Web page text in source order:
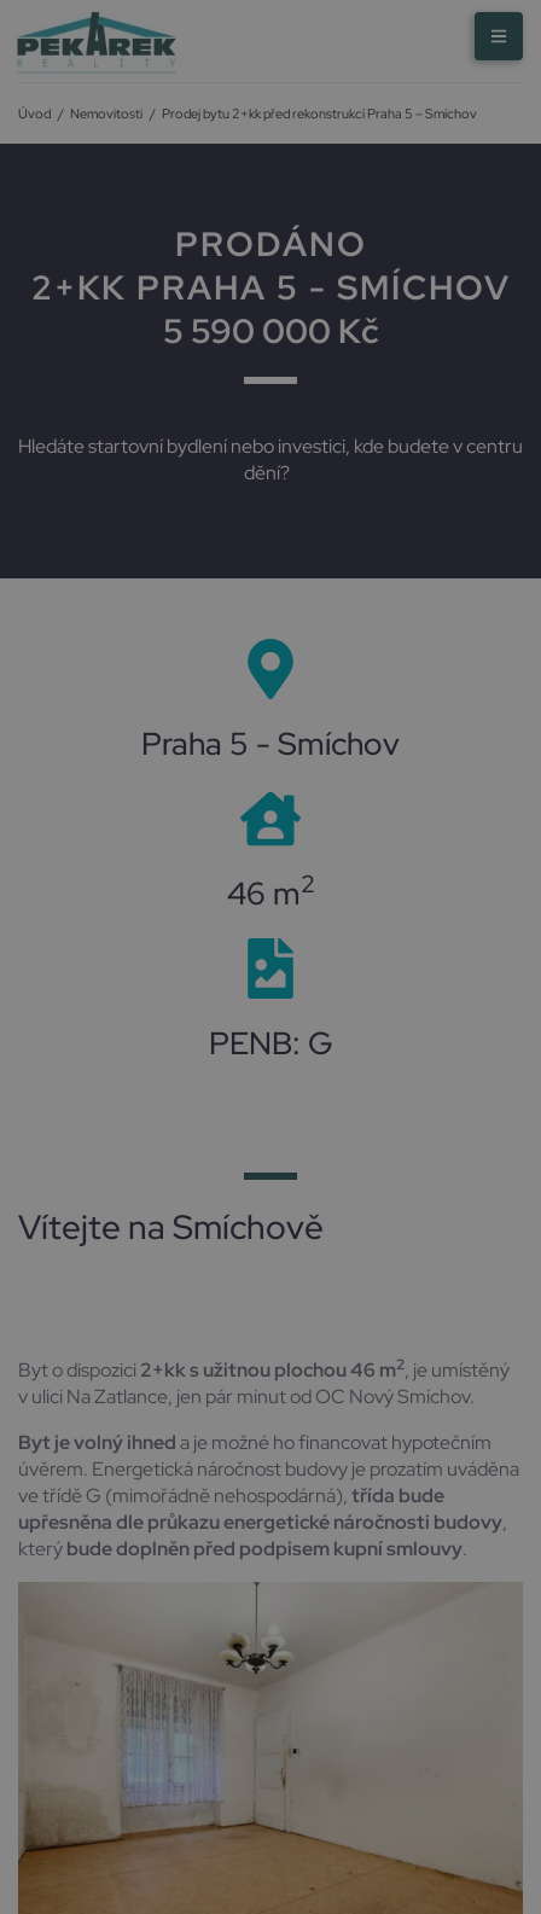
Úvod / Nemovitosti / Prodej bytu 2+kk před rekonstrukcí Praha 5 – Smíchov
PRODÁNO
2+KK PRAHA 5 - SMÍCHOV
5 590 000 Kč
Hledáte startovní bydlení nebo investici, kde budete v centru
dění?
Praha 5 - Smíchov
46 m2
PENB: G
Vítejte na Smíchově
Byt o dispozici 2+kk s užitnou plochou 46 m2, je umístěný
v ulici Na Zatlance, jen pár minut od OC Nový Smíchov.
Byt je volný ihneda je možné ho financovat hypotečním
úvěrem. Energetická náročnost budovy je prozatím uváděna
ve třídě G (mimořádně nehospodárná),třída bude
upřesněnadle průkazu energetické náročnosti budovy,
kterýbude doplněn před podpisem kupní smlouvy.